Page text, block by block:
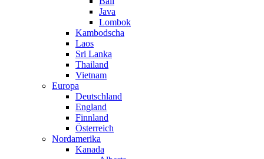
Java
Lombok
Kambodscha
Laos
Sri Lanka
Thailand
Vietnam
Europa
Deutschland
England
Finnland
Österreich
Nordamerika
Kanada